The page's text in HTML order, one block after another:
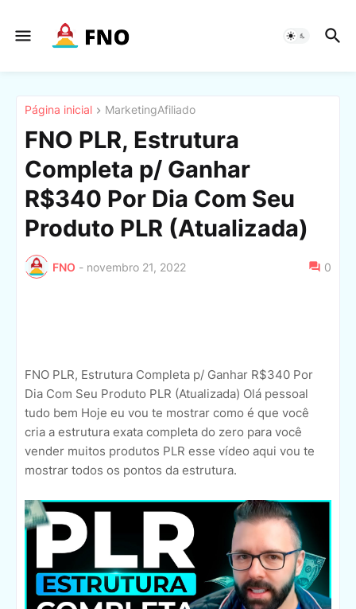
Página inicial MarketingAfiliado
FNO PLR, Estrutura
Completa p/ Ganhar
R$340 Por Dia Com Seu
Produto PLR (Atualizada)
FNO - novembro 21, 2022 0
FNO PLR, Estrutura Completa p/ Ganhar R$340 Por
Dia Com Seu Produto PLR (Atualizada) Olá pessoal
tudo bem Hoje eu vou te mostrar como é que você
cria a estrutura exata completa do zero para você
vender muitos produtos PLR esse vídeo aqui vou te
mostrar todos os pontos da estrutura.